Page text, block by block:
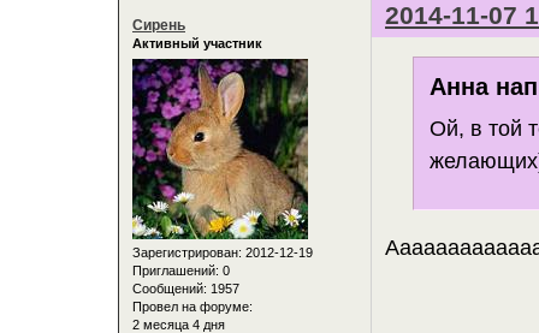
2014-11-07
Сирень
Активный участник
Зарегистрирован: 2012-12-19
Приглашений: 0
Сообщений: 1957
Провел на форуме:
2 месяца 4 дня
Анна
Ой, в той